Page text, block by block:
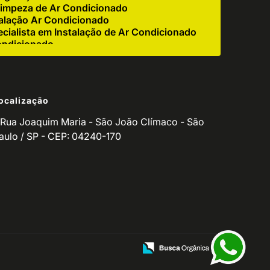
de Ar Condicionado
Ar Condicionado
em Instalação de Ar Condicionado
Ar Condicionado Industrial
Corretiva de Ar Condicionado
para Empresas
de Ar Condicionado Residencial
Equipamento de Refrigeração
Rua Joaquim Maria - São João Clímaco - São
/ SP - CEP: 04240-170